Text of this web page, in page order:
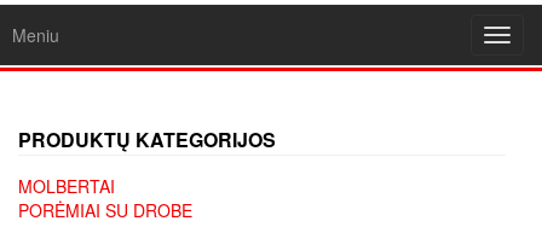
Meniu
PRODUKTŲ KATEGORIJOS
MOLBERTAI
PORĖMIAI SU DROBE